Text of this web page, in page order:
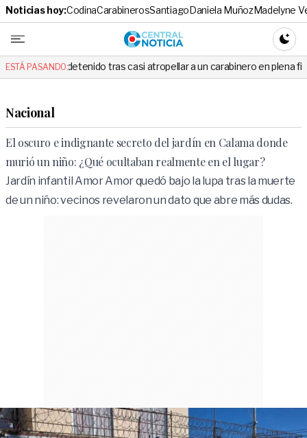
Noticias hoy:CodinaCarabinerosSantiagoDaniela MuñozMadelyne
Central
ESTÁ PASANDO:
tras casi atropellar a un carabinero en plena fiscalización
Nacional
El oscuro e indignante secreto del jardín en Calama donde
murió un niño: ¿Qué ocultaban realmente en el lugar?
Jardín infantil Amor Amor quedó bajo la lupa tras la muerte
de un niño: vecinos revelaron un dato que abre más dudas.